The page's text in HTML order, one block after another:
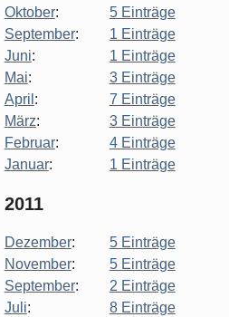
Oktober:
5 Einträge
September:
1 Einträge
Juni:
1 Einträge
Mai:
3 Einträge
April :
7 Einträge
März:
3 Einträge
Februar:
4 Einträge
Januar: 1 Einträge
2011
Dezember:
5 Einträge
November:
5 Einträge
September:
2 Einträge
Juli:
8 Einträge